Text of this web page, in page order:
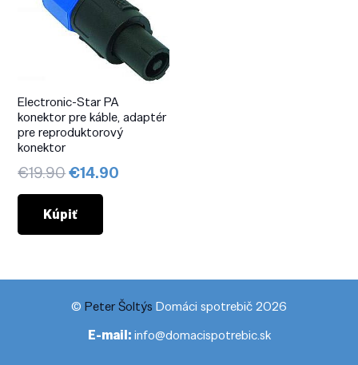
Electronic-Star PA
konektor pre káble, adaptér
pre reproduktorový
konektor
€19.90Pôvodná
cena
bola:
€19.90.
€14.90
Kúpiť
© Peter Šoltýs Domáci spotrebič 2026
E-mail:info@domacispotrebic.sk